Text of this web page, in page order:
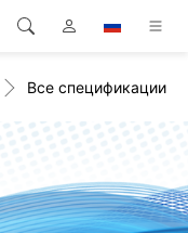
Все спецификации